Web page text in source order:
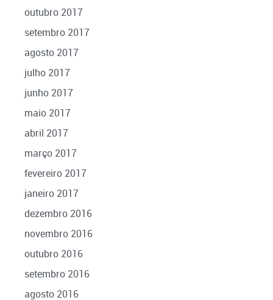
outubro 2017
setembro 2017
agosto 2017
julho 2017
junho 2017
maio 2017
abril 2017
março 2017
fevereiro 2017
janeiro 2017
dezembro 2016
novembro 2016
outubro 2016
setembro 2016
agosto 2016